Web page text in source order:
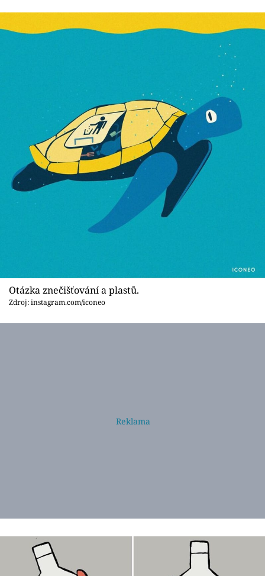
Otázka znečišťování a plastů.
Zdroj: instagram.com/iconeo